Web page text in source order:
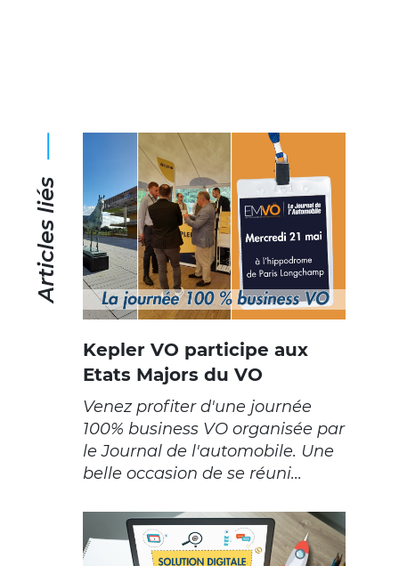
Articles liés
Kepler VO participe aux
Etats Majors du VO
Venez profiter d'une journée
100% business VO organisée par
le Journal de l'automobile. Une
belle occasion de se réuni...